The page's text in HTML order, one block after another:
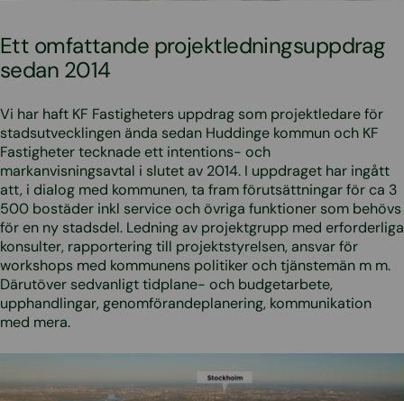
Ett omfattande projektledningsuppdrag
sedan 2014
Vi har haft KF Fastigheters uppdrag som projektledare för
stadsutvecklingen ända sedan Huddinge kommun och KF
Fastigheter tecknade ett intentions- och
markanvisningsavtal i slutet av 2014. I uppdraget har ingått
att, i dialog med kommunen, ta fram förutsättningar för ca 3
500 bostäder inkl service och övriga funktioner som behövs
för en ny stadsdel. Ledning av projektgrupp med erforderliga
konsulter, rapportering till projektstyrelsen, ansvar för
workshops med kommunens politiker och tjänstemän m m.
Därutöver sedvanligt tidplane- och budgetarbete,
upphandlingar, genomförandeplanering, kommunikation
med mera.